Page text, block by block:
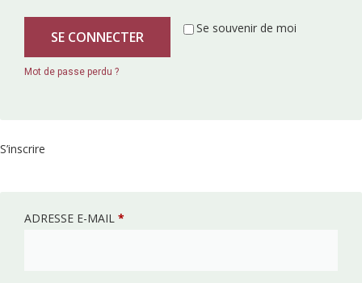
Se souvenir de moi
SE CONNECTER
Mot de passe perdu ?
S’inscrire
ADRESSE E-MAIL *